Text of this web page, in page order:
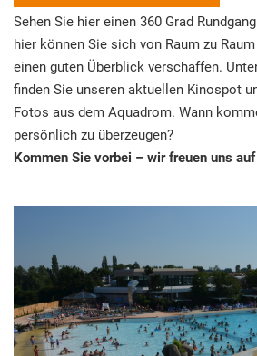
Sehen Sie hier einen 360 Grad
hier können Sie sich von Raum zu
einen guten Überblick verschaffen.
finden Sie unseren aktuellen Kinospot
Fotos aus dem Aquadrom. Wann
persönlich zu überzeugen?
Kommen Sie vorbei – wir freuen uns